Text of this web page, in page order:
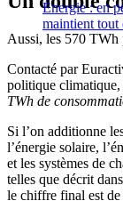
Énergie : en
maintient tout
Aussi, les 570 TWh
Contacté par
politique climatique,
TWh de
Si l’on additionne
l’énergie solaire,
et les systèmes de
telles que décrit
le chiffre final est